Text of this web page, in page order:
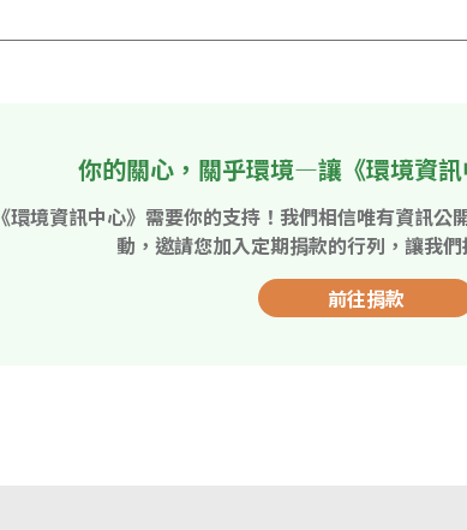
你的關心，關乎環境—讓《環境資
《環境資訊中心》需要你的支持！我們相信唯有資訊
動，邀請您加入定期捐款的行列，讓我
前往捐款